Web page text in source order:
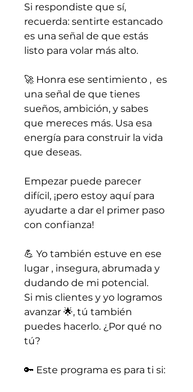
Si respondiste que sí,
recuerda: sentirte estancado
es una señal de que estás
listo para volar más alto.
🚀 Honra ese sentimiento , es
una señal de que tienes
sueños, ambición, y sabes
que mereces más. Usa esa
energía para construir la vida
que deseas.
Empezar puede parecer
difícil, ¡pero estoy aquí para
ayudarte a dar el primer paso
con confianza!
💪 Yo también estuve en ese
lugar , insegura, abrumada y
dudando de mi potencial.
Si mis clientes y yo logramos
avanzar 🌟, tú también
puedes hacerlo. ¿Por qué no
tú?
🔑 Este programa es para ti si: